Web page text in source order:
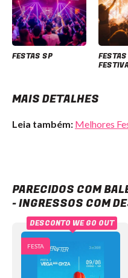
FESTAS SP
FESTAS
MAIS DETALHES
Leia também: Melhores
PARECIDOS COM
- INGRESSOS COM
FESTA
DESCONTO WE GO OUT